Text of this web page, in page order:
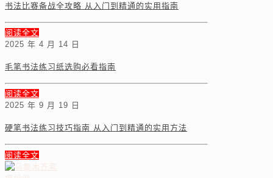
书法比赛备战全攻略 从入门到精通的实用指南
阅读全文
2025 年 4 月 14 日
毛笔书法练习纸选购必看指南
阅读全文
2025 年 9 月 19 日
硬笔书法练习技巧指南 从入门到精通的实用方法
阅读全文